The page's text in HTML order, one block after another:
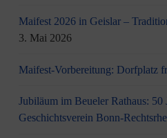
Maifest 2026 in Geislar –
3. Mai 2026
Maifest-Vorbereitung: Dorfplatz
Jubiläum im Beueler Rathaus: 50
Geschichtsverein Bonn-